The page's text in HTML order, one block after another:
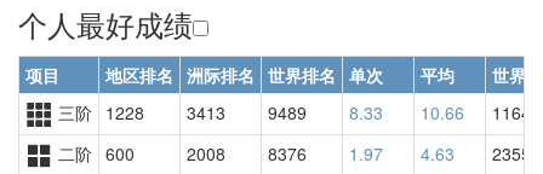
个人最好成绩
项目 地区排名 洲际排名 世界排名 单次 平均
世界
三阶 1228 3413 9489 8.33 10.66
11646
二阶 600 2008 8376 1.97 4.63
23556